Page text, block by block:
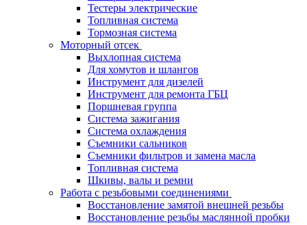
Тестеры электрические
Топливная система
Тормозная система
Моторный отсек
Выхлопная система
Для хомутов и шлангов
Инструмент для дизелей
Инструмент для ремонта ГБЦ
Поршневая группа
Система зажигания
Система охлаждения
Съемники сальников
Съемники фильтров и замена масла
Топливная система
Шкивы, валы и ремни
Работа с резьбовыми соединениями
Восстановление замятой внешней резьбы
Восстановление резьбы маслянной пробки